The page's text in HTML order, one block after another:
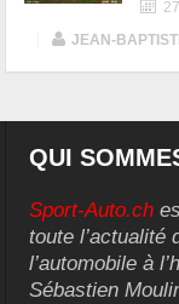
JEAN-
QUI
Sport-Auto.ch
toute l’actualité
l’automobile à
Sébastien